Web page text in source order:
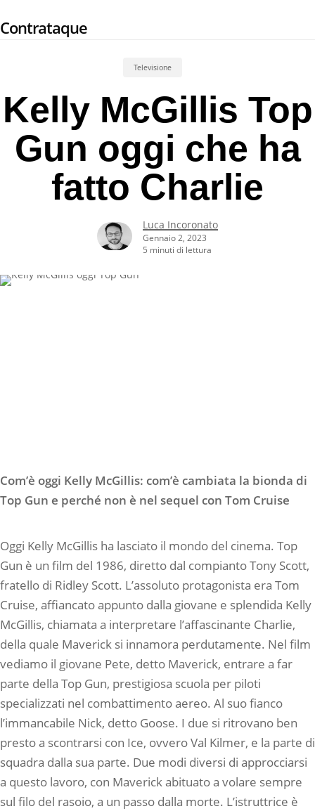
to
Contrataque
Televisione
Kelly McGillis Top
Gun oggi che ha
fatto Charlie
Luca Incoronato
Gennaio 2, 2023
5 minuti di lettura
Com’è oggi Kelly McGillis: com’è cambiata la bionda di
Top Gun e perché non è nel sequel con Tom Cruise
Oggi Kelly McGillis ha lasciato il mondo del cinema. Top
Gun è un film del 1986, diretto dal compianto Tony Scott,
fratello di Ridley Scott. L’assoluto protagonista era Tom
Cruise, affiancato appunto dalla giovane e splendida Kelly
McGillis, chiamata a interpretare l’affascinante Charlie,
della quale Maverick si innamora perdutamente. Nel film
vediamo il giovane Pete, detto Maverick, entrare a far
parte della Top Gun, prestigiosa scuola per piloti
specializzati nel combattimento aereo. Al suo fianco
l’immancabile Nick, detto Goose. I due si ritrovano ben
presto a scontrarsi con Ice, ovvero Val Kilmer, e la parte di
squadra dalla sua parte. Due modi diversi di approcciarsi
a questo lavoro, con Maverick abituato a volare sempre
sul filo del rasoio, a un passo dalla morte. L’istruttrice è